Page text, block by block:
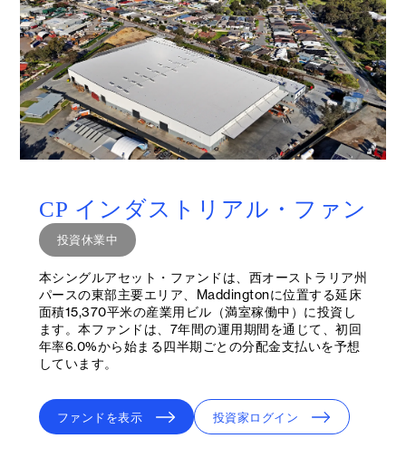
投資休業中
CP インダストリアル・ファン
ド I
本シングルアセット・ファンドは、西オーストラリア州
パースの東部主要エリア、Maddingtonに位置する延床
面積15,370平米の産業用ビル（満室稼働中）に投資し
ます。本ファンドは、7年間の運用期間を通じて、初回
年率6.0%から始まる四半期ごとの分配金支払いを予想
しています。
ファンドを表示 投資家ログイン